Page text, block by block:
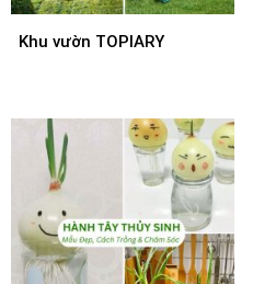
Khu vườn TOPIARY